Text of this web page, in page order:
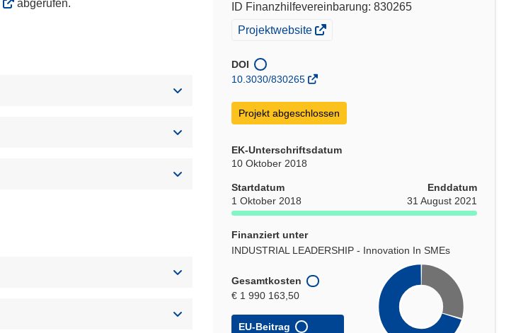
ID Finanzhilfevereinbarung: 830265
(öffnet
Fenster)
Projektwebsite
DOI
10.3030/830265
Projekt abgeschlossen
EK-Unterschriftsdatum
10 Oktober 2018
Startdatum
1 Oktober 2018
Enddatum
31 August 2021
Finanziert unter
INDUSTRIAL LEADERSHIP - Innovation In SMEs
Gesamtkosten
€ 1 990 163,50
EU-Beitrag
abgerufen.